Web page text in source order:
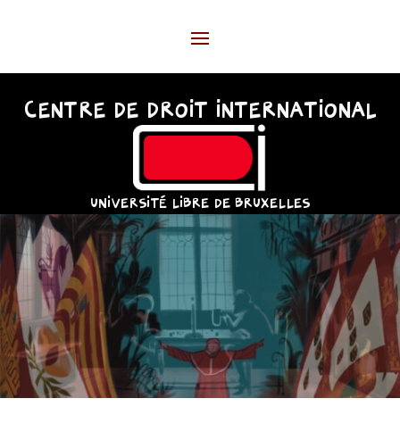
CENTRE DE DROIT INTERNATIONAL
UNIVERSITÉ LIBRE DE BRUXELLES